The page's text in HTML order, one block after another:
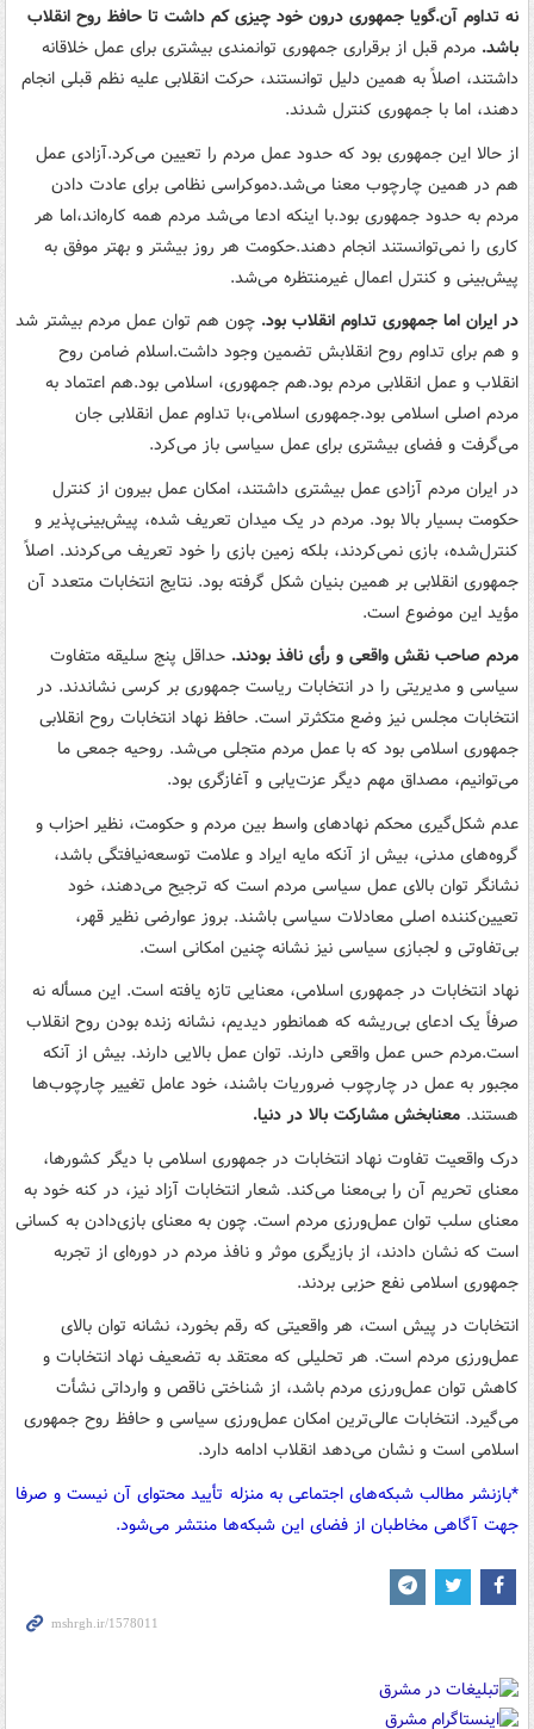
نه تداوم آن.گویا جمهوری درون خود چیزی کم داشت تا حافظ روح انقلاب
باشد. مردم قبل از برقراری جمهوری‌ توانمندی بیشتری برای عمل خلاقانه
داشتند، اصلاً به همین دلیل توانستند، حرکت انقلابی علیه نظم قبلی انجام
دهند،‌ اما با جمهوری کنترل شدند.
از حالا این جمهوری بود که حدود عمل مردم را تعیین می‌کرد.آزادی عمل
هم در همین چارچوب معنا می‌شد.دموکراسی نظامی برای عادت دادن
مردم به حدود جمهوری بود.با اینکه ادعا می‌شد مردم همه کاره‌اند،اما هر
کاری را نمی‌توانستند انجام دهند.‌حکومت هر روز بیشتر و بهتر موفق به
پیش‌بینی و کنترل اعمال غیرمنتظره می‌شد.
در ایران اما جمهوری تداوم انقلاب بود. چون هم توان عمل مردم بیشتر شد
و هم برای تداوم روح انقلابش تضمین وجود داشت.اسلام ضامن روح
انقلاب و عمل انقلابی مردم بود.هم جمهوری، اسلامی بود.هم اعتماد به
مردم اصلی اسلامی بود.جمهوری اسلامی،با تداوم عمل انقلابی جان
می‌گرفت و فضای بیشتری برای عمل سیاسی باز می‌کرد.
در ایران مردم آزادی عمل بیشتری داشتند، امکان عمل بیرون از کنترل
حکومت بسیار بالا بود. مردم در یک میدان تعریف شده، پیش‌بینی‌پذیر و
کنترل‌شده، بازی نمی‌کردند، بلکه زمین بازی را خود تعریف می‌کردند. اصلاً
جمهوری انقلابی بر همین بنیان شکل گرفته بود. نتایج انتخابات متعدد آن
مؤید این موضوع است.
مردم صاحب نقش واقعی و رأی نافذ بودند. حداقل پنج سلیقه متفاوت
سیاسی و مدیریتی را در انتخابات ریاست جمهوری بر کرسی نشاندند. در
انتخابات مجلس نیز وضع متکثرتر است. حافظ نهاد انتخابات روح انقلابی
جمهوری اسلامی بود که با عمل مردم متجلی می‌شد. روحیه جمعی ما
می‌توانیم، مصداق مهم دیگر عزت‌یابی و آغازگری بود.
عدم شکل‌گیری محکم نهادهای واسط بین مردم و حکومت، نظیر احزاب و
گروه‌های مدنی، بیش از آنکه مایه ایراد و علامت توسعه‌نیافتگی باشد،
نشانگر توان بالای عمل سیاسی مردم است که ترجیح می‌دهند، خود
تعیین‌کننده اصلی معادلات سیاسی باشند.‌ بروز عوارضی نظیر قهر،
بی‌تفاوتی و لجبازی سیاسی نیز نشانه چنین امکانی است.
نهاد انتخابات در جمهوری اسلامی، معنایی تازه یافته است. این مسأله نه
صرفاً یک ادعای بی‌ریشه که همانطور دیدیم، نشانه زنده بودن روح انقلاب
است.مردم حس عمل واقعی دارند. توان عمل بالایی دارند. بیش از آنکه
مجبور به عمل در چارچوب ضروریات باشند، خود عامل تغییر چارچوب‌ها
هستند. معنابخش مشارکت بالا در دنیا.
درک واقعیت تفاوت نهاد انتخابات در جمهوری اسلامی با دیگر کشورها،
معنای تحریم آن را بی‌معنا می‌کند. شعار انتخابات آزاد نیز، در کنه خود به
معنای سلب توان عمل‌ورزی مردم است. چون به معنای بازی‌دادن به کسانی
است که نشان دادند، از بازیگری موثر و نافذ مردم در دوره‌ای از تجربه
جمهوری اسلامی نفع حزبی بردند.
انتخابات در پیش است، هر واقعیتی که رقم بخورد، نشانه توان بالای
عمل‌ورزی‌ مردم‌ است. هر تحلیلی که معتقد به تضعیف نهاد انتخابات و
کاهش توان عمل‌ورزی مردم باشد، از شناختی ناقص و وارداتی نشأت
می‌گیرد. انتخابات عالی‌ترین امکان عمل‌ورزی سیاسی و حافظ روح جمهوری
اسلامی است و نشان می‌دهد انقلاب ادامه دارد.
*بازنشر مطالب شبکه‌های اجتماعی به منزله تأیید محتوای آن نیست و صرفا
جهت آگاهی مخاطبان از فضای این شبکه‌ها منتشر می‌شود.